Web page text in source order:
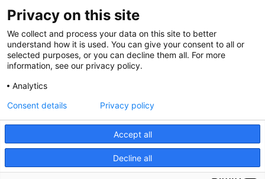
spccc@ spcgtcatalunya.cat
935 120 481
@CGTCatalunya
cgtcatalunya
Privacy on this site
We collect and process your data on this site to better
understand how it is used. You can give your consent to all or
selected purposes, or you can decline them all. For more
information, see our privacy policy.
Analytics
Accept all
Decline all
Consent details Privacy policy